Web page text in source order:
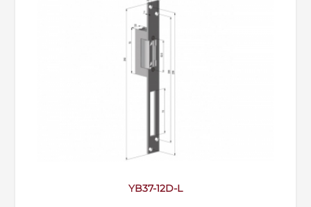
YB37-12D-L